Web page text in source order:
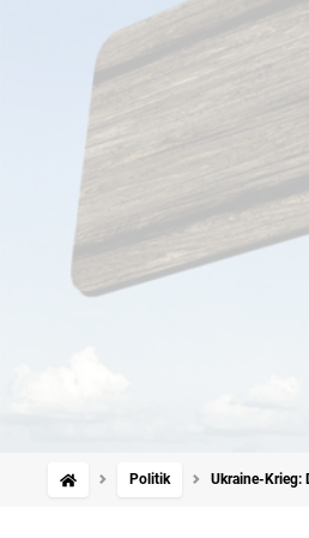
Politik Ukraine-Krieg: